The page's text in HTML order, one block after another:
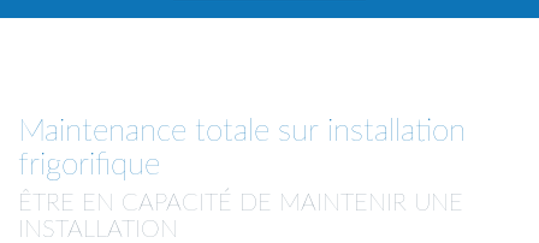
Maintenance totale sur installation
frigorifique
ÊTRE EN CAPACITÉ DE MAINTENIR UNE
INSTALLATION